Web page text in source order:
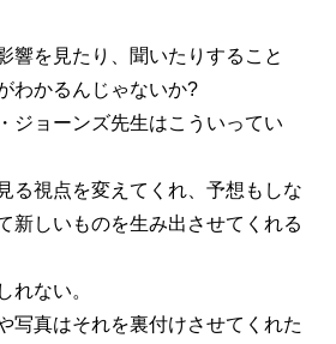
響を見たり、聞いたりすること
わかるんじゃないか?
ジョーンズ先生はこういってい
る視点を変えてくれ、予想もしな
新しいものを生み出させてくれる
れない。
写真はそれを裏付けさせてくれた